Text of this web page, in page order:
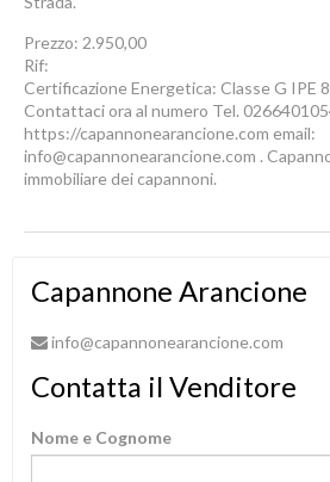
Prezzo: 2.950,00
Rif:
Certificazione Energetica: Classe G IPE
Contattaci ora al numero Tel.
https://capannonearancione.com email:
info@capannonearancione.com .
immobiliare dei capannoni.
Capannone Arancione
info@capannonearancione.com
Contatta il Venditore
Nome e Cognome